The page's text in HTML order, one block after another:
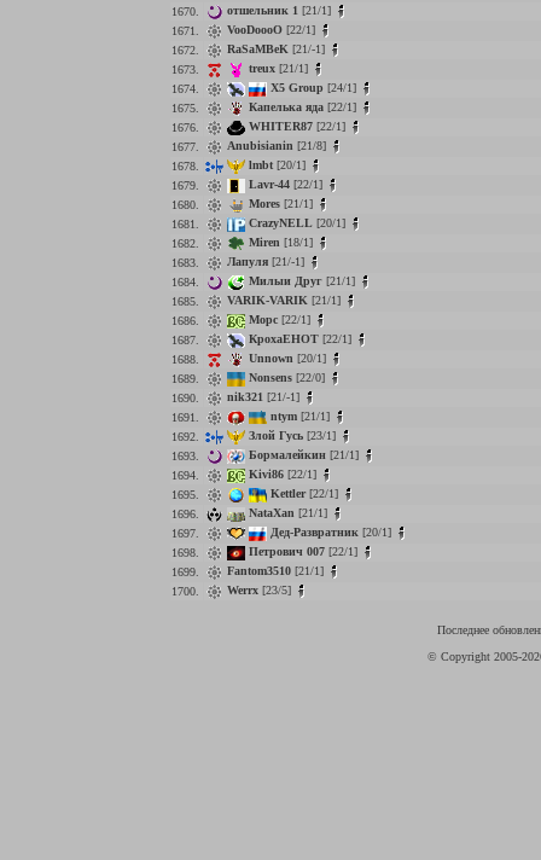
1670.
отшельник 1 [21/1]
1671.
VooDoooO [22/1]
1672.
RaSaMBeK [21/-1]
1673.
treux [21/1]
1674.
X5 Group [24/1]
1675.
Капелька яда [22/1]
1676.
WHITER87 [22/1]
1677.
Anubisianin [21/8]
1678.
lmbt [20/1]
1679.
Lavr-44 [22/1]
1680.
Mores [21/1]
1681.
CrazyNELL [20/1]
1682.
Miren [18/1]
1683.
Лапуля [21/-1]
1684.
Милыи Друг [21/1]
1685.
VARIK-VARIK [21/1]
1686.
Mopc [22/1]
1687.
КрохаЕНОТ [22/1]
1688.
Unnown [20/1]
1689.
Nonsens [22/0]
1690.
nik321 [21/-1]
1691.
ntym [21/1]
1692.
Злой Гусь [23/1]
1693.
Бормалейкин [21/1]
1694.
Kivi86 [22/1]
1695.
Kettler[22/1]
1696.
NataXan [21/1]
1697.
Дед-Развратник [20/1]
1698.
Петрович 007 [22/1]
1699.
Fantom3510 [21/1]
1700.
Werrx [23/5]
Последнее
© Copyright 2005-